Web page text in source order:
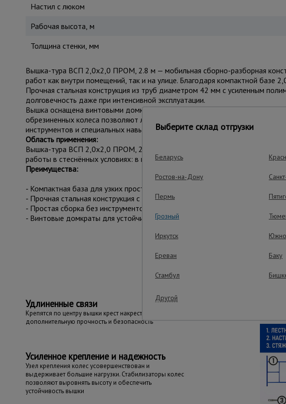
Настил с люком
Рабочая высота, м
Толщина стенки, мм
Вышка-тура ВСП 2,0x2,0 ПРОМ, 2.8 м — мобильная сборно-разборная
работ как внутри помещений, так и на улице. Благодаря компактной базе
Прочная стальная конструкция из труб диаметром 42 мм с усиленным
долговечность даже при интенсивной эксплуатации.
Вышка оснащена винтовыми домкратами для устойчивой установки на
обрезиненных колеса позволяют легко перемещать конструкцию по
инструментов и специальных навыков. Грузоподъёмность до 250 кг
Область применения:
Вышка-тура ВСП 2,0x2,0 ПРОМ, 2.8 м применяется в строительстве,
работы в стеснённых условиях: в подъездах, коридорах, на лестничных
Преимущества:
- Компактная база для узких пространств.
- Прочная стальная конструкция с антикоррозийным покрытием.
- Простая сборка без инструментов.
- Винтовые домкраты для устойчивости на неровностях.
Важные
Удлиненные связи
Крепятся по центру вышки крест накрест, обеспечивают
дополнительную прочность и безопасность
Усиленное крепление и надежность
Узел крепления колес усовершенствован и
выдерживает большие нагрузки. Стабилизаторы колес
позволяют выровнять высоту и обеспечить
устойчивость вышки
Выберите склад отгрузки
Беларусь
Ростов-на-Дону
Пермь
Грозный
Иркутск
Ереван Баку
Стамбул
Другой